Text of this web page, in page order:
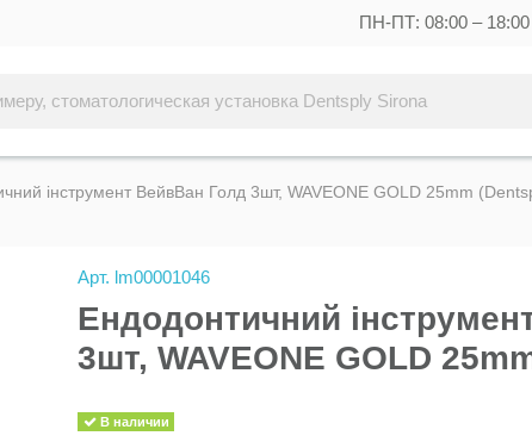
ПН-ПТ: 08:00 –
інструмент ВейвВан Голд 3шт, WAVEONE GOLD 25mm
Арт. lm00001046
Ендодонтичний
3шт, WAVEONE GOLD
В наличии